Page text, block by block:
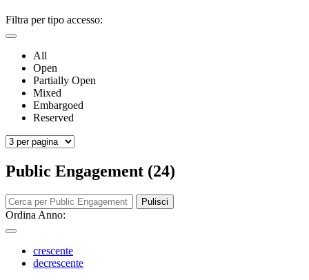
Filtra per tipo accesso:
All
Open
Partially Open
Mixed
Embargoed
Reserved
Public Engagement (24)
Pulisci
Ordina Anno:
crescente
decrescente